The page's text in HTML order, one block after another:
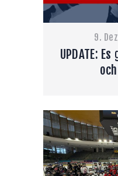
9.
UPDATE: